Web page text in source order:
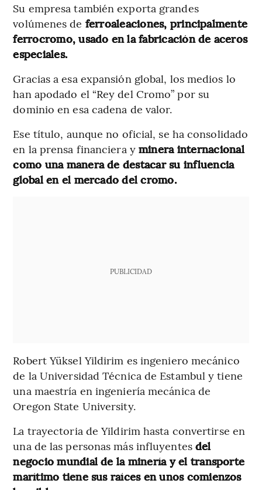
Su empresa también exporta grandes
volúmenes de ferroaleaciones, principalmente
ferrocromo, usado en la fabricación de aceros
especiales.
Gracias a esa expansión global, los medios lo
han apodado el “Rey del Cromo” por su
dominio en esa cadena de valor.
Ese título, aunque no oficial, se ha consolidado
en la prensa financiera y minera internacional
como una manera de destacar su influencia
global en el mercado del cromo.
PUBLICIDAD
Robert Yüksel Yildirim es ingeniero mecánico
de la Universidad Técnica de Estambul y tiene
una maestría en ingeniería mecánica de
Oregon State University.
La trayectoria de Yildirim hasta convertirse en
una de las personas más influyentes del
negocio mundial de la minería y el transporte
marítimo tiene sus raíces en unos comienzos